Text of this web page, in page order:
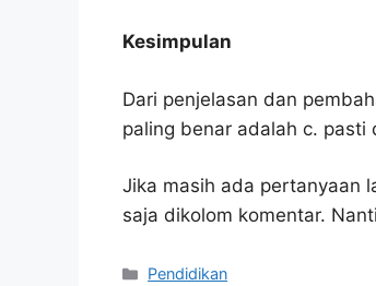
Kesimpulan
Dari penjelasan dan
paling benar adalah c. pasti
Jika masih ada pertanyaan
saja dikolom komentar.
Kategori
Pendidikan